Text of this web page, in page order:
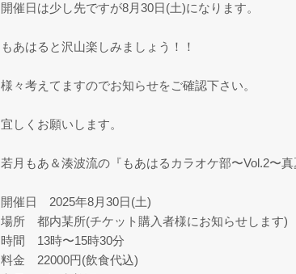
開催日は少し先ですが8月30日(土)になります。
もあはると沢山楽しみましょう！！
様々考えてますのでお知らせをご確認下さい。
宜しくお願いします。
若月もあ＆湊波流の『もあはるカラオケ部〜Vol.2〜真
開催日 2025年8月30日(土)
場所 都内某所(チケット購入者様にお知らせします)
時間 13時〜15時30分
料金 22000円(飲食代込)